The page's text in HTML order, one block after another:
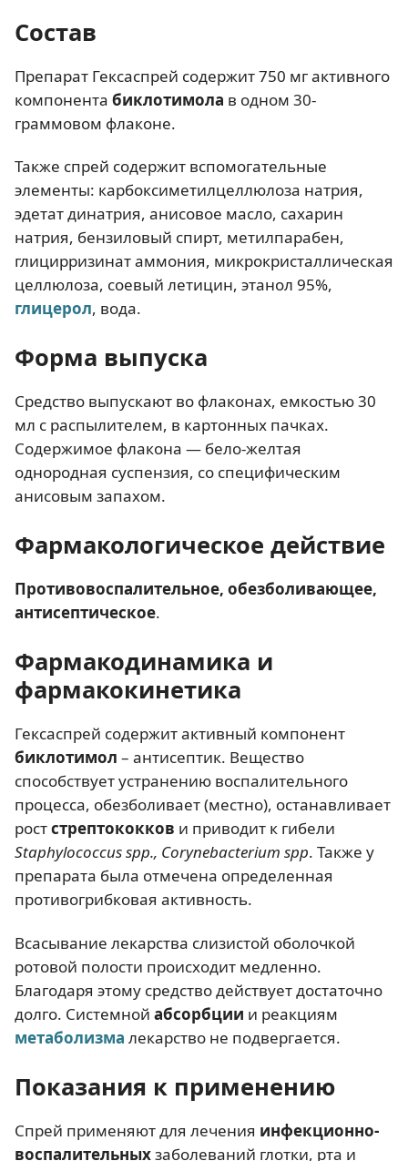
Состав
Препарат Гексаспрей содержит 750 мг активного
компонента биклотимола в одном 30-
граммовом флаконе.
Также спрей содержит вспомогательные
элементы: карбоксиметилцеллюлоза натрия,
эдетат динатрия, анисовое масло, сахарин
натрия, бензиловый спирт, метилпарабен,
глицирризинат аммония, микрокристаллическая
целлюлоза, соевый летицин, этанол 95%,
глицерол, вода.
Форма выпуска
Средство выпускают во флаконах, емкостью 30
мл с распылителем, в картонных пачках.
Содержимое флакона — бело-желтая
однородная суспензия, со специфическим
анисовым запахом.
Фармакологическое действие
Противовоспалительное, обезболивающее,
антисептическое.
Фармакодинамика и
фармакокинетика
Гексаспрей содержит активный компонент
биклотимол – антисептик. Вещество
способствует устранению воспалительного
процесса, обезболивает (местно), останавливает
ростстрептококков и приводит к гибели
Staphylococcus spp., Corynebacterium spp. Также у
препарата была отмечена определенная
противогрибковая активность.
Всасывание лекарства слизистой оболочкой
ротовой полости происходит медленно.
Благодаря этому средство действует достаточно
долго. Системной абсорбции и реакциям
метаболизма лекарство не подвергается.
Показания к применению
Спрей применяют для лечения инфекционно-
воспалительныхзаболеваний глотки, рта и